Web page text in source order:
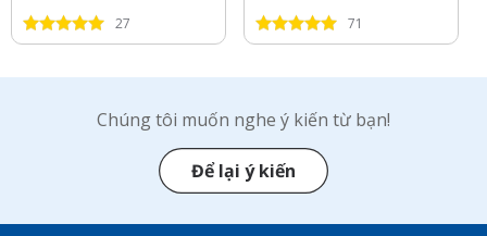
27 71
Chúng tôi muốn nghe ý kiến từ bạn!
Để lại ý kiến